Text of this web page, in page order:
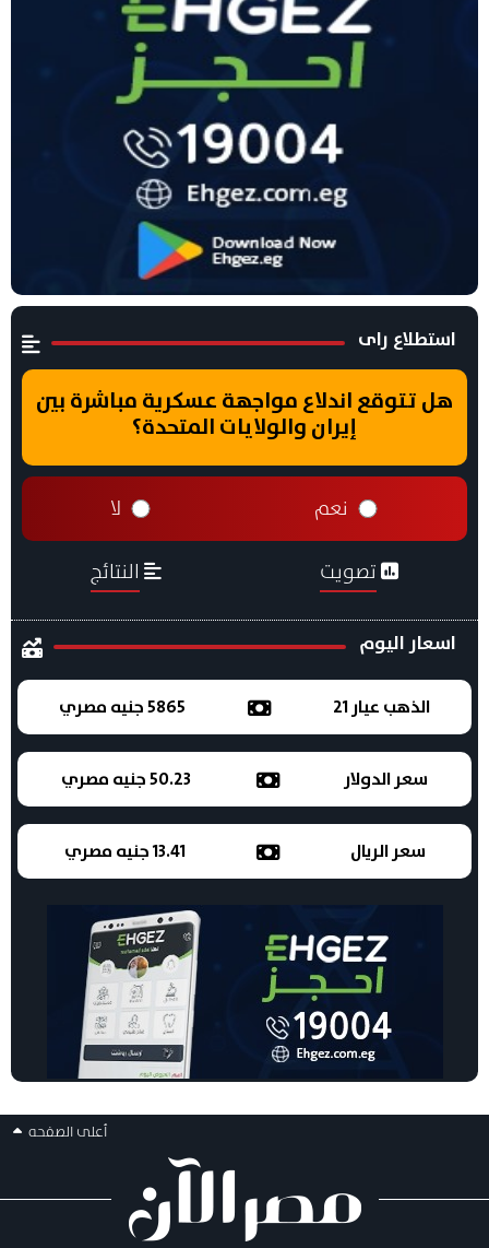
استطلاع راى
هل تتوقع اندلاع مواجهة عسكرية مباشرة بين
إيران والولايات المتحدة؟
نعم لا
تصويت النتائج
اسعار اليوم
الذهب عيار 21 5865 جنيه مصري
سعر الدولار 50.23 جنيه مصري
سعر الريال 13.41 جنيه مصري
أعلى الصفحه